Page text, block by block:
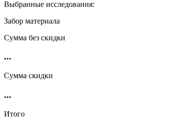
Выбранные исследования:
Забор материала
Cумма без скидки
...
Сумма скидки
...
Итого